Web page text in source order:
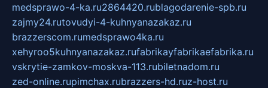
medsprawo-4-ka.ru2864420.rublagodarenie-spb.ru
zajmy24.rutovudyi-4-kuhnyanazakaz.ru
brazzerscom.rumedsprawo4ka.ru
xehyroo5kuhnyanazakaz.rufabrikayfabrikaefabrika.ru
vskrytie-zamkov-moskva-113.rubiletnadom.ru
zed-online.rupimchax.rubrazzers-hd.ruz-host.ru